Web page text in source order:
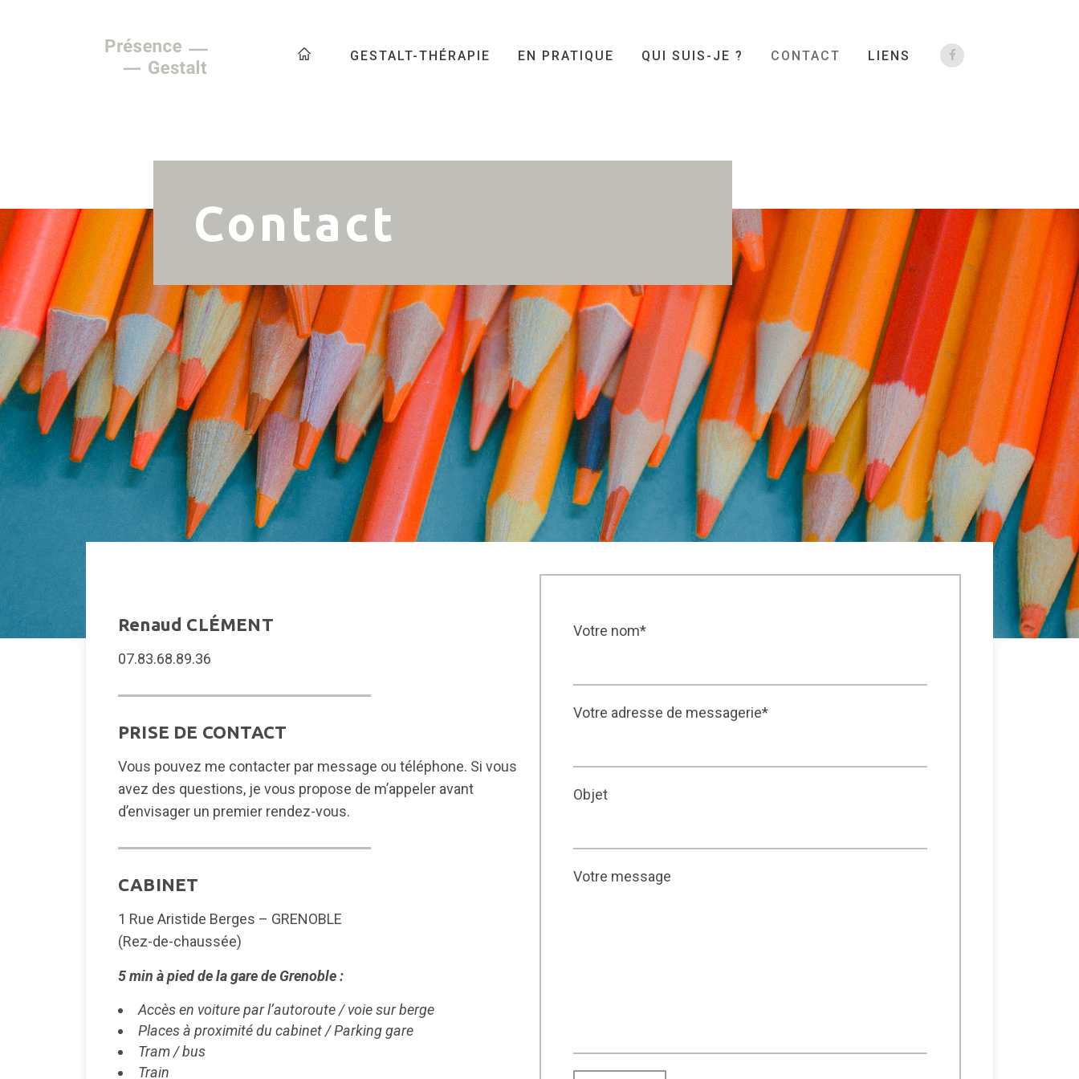
GESTALT-THÉRAPIE EN PRATIQUE QUI SUIS-JE ? CONTACT LIENS
Contact
Renaud CLÉMENT
07.83.68.89.36
PRISE DE CONTACT
Vous pouvez me contacter par message ou téléphone. Si vous
avez des questions, je vous propose de m’appeler avant
d’envisager un premier rendez-vous.
CABINET
1 Rue Aristide Berges – GRENOBLE
(Rez-de-chaussée)
5 min à pied de la gare de Grenoble :
Accès en voiture par l’autoroute / voie sur berge
Places à proximité du cabinet / Parking gare
Tram / bus
Train
Votre nom*
Votre adresse de messagerie*
Objet
Votre message